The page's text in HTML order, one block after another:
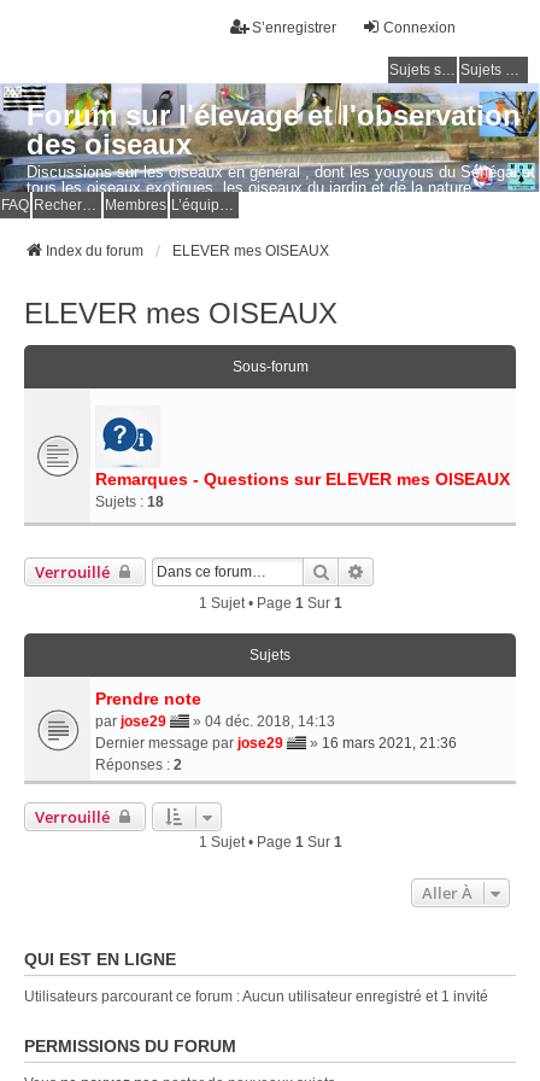
Connexion
S’enregistrer
Sujets sans réponse Sujets actifs
Forum sur l'élevage et l'observation
des oiseaux
Discussions sur les oiseaux en général , dont les youyous du Sénégal et
tous les oiseaux exotiques, les oiseaux du jardin et de la nature.
Questions, photos, expériences.
FAQ Membres
Index du forum ELEVER mes OISEAUX
ELEVER mes OISEAUX
Sous-forum
Remarques - Questions sur ELEVER mes OISEAUX
Sujets : 18
Verrouillé Rechercher
1 Sujet • Page 1 Sur 1
Sujets
Prendre note
par jose29
» 04 déc. 2018, 14:13
Dernier message par jose29 » 16 mars 2021, 21:36
Réponses : 2
Verrouillé
1 Sujet • Page 1 Sur 1
Aller À
QUI EST EN LIGNE
Utilisateurs parcourant ce forum : Aucun utilisateur enregistré et 1 invité
PERMISSIONS DU FORUM